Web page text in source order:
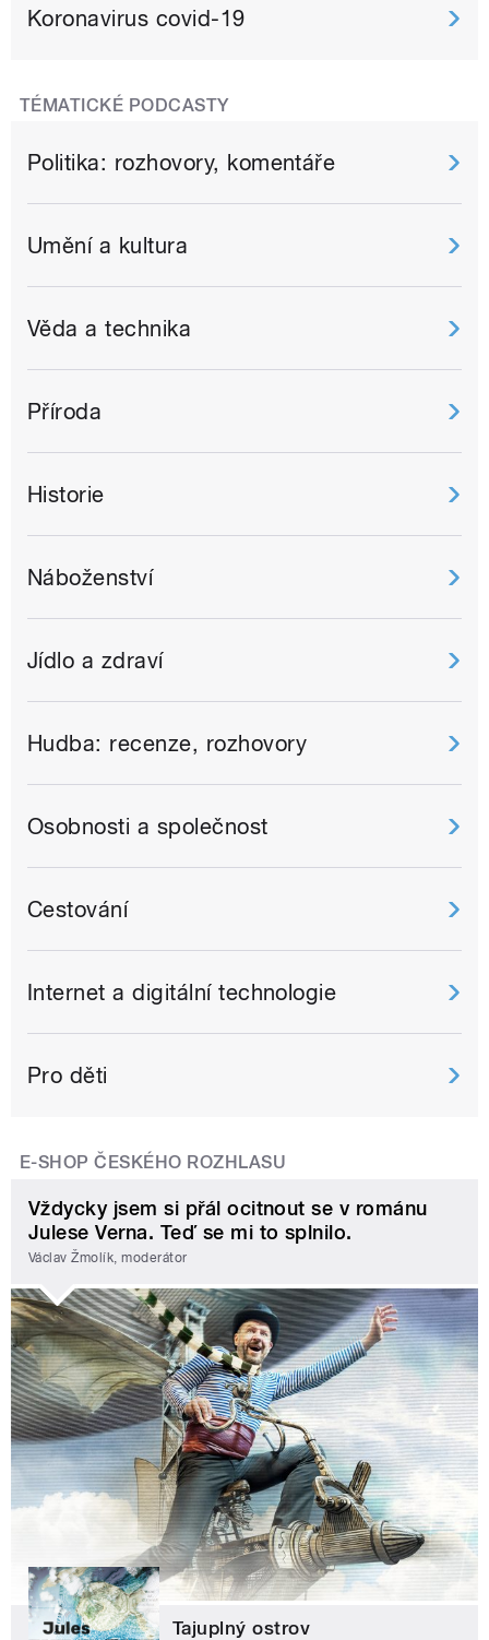
Koronavirus covid-19
TÉMATICKÉ PODCASTY
Politika: rozhovory, komentáře
Umění a kultura
Věda a technika
Příroda
Historie
Náboženství
Jídlo a zdraví
Hudba: recenze, rozhovory
Osobnosti a společnost
Cestování
Internet a digitální technologie
Pro děti
E-SHOP ČESKÉHO ROZHLASU
Vždycky jsem si přál ocitnout se v románu
Julese Verna. Teď se mi to splnilo.
Václav Žmolík, moderátor
Tajuplný ostrov